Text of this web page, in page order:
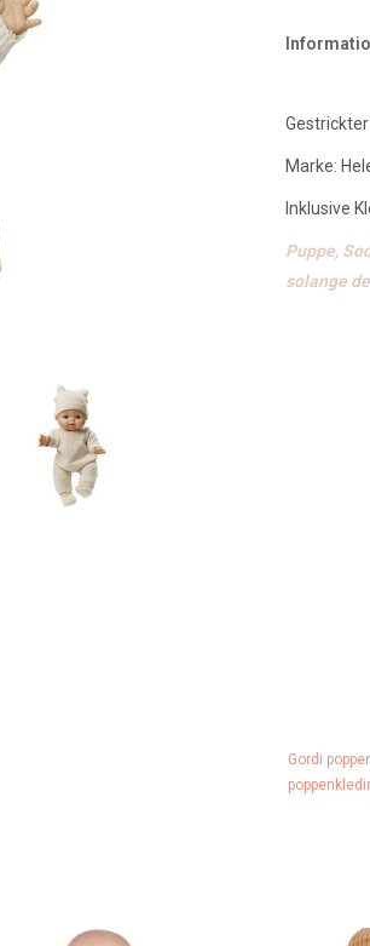
Marke:
Inklusive
Puppe,
solange
Gordi
Nimm deine Babypuppe in dieser
Beige